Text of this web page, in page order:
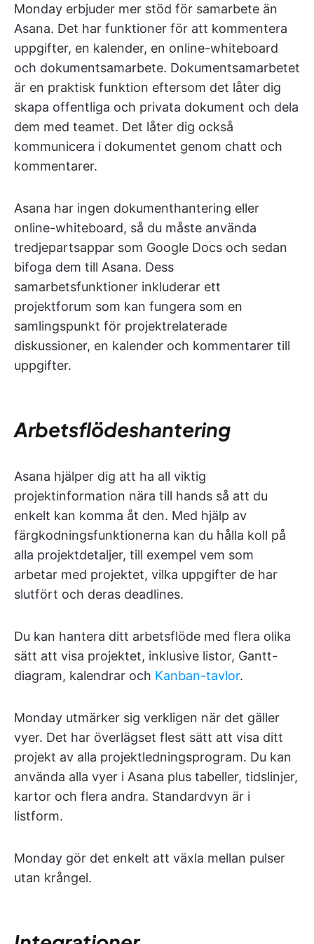
Monday erbjuder mer stöd för samarbete än
Asana. Det har funktioner för att kommentera
uppgifter, en kalender, en online-whiteboard
och dokumentsamarbete. Dokumentsamarbetet
är en praktisk funktion eftersom det låter dig
skapa offentliga och privata dokument och dela
dem med teamet. Det låter dig också
kommunicera i dokumentet genom chatt och
kommentarer.
Asana har ingen dokumenthantering eller
online-whiteboard, så du måste använda
tredjepartsappar som Google Docs och sedan
bifoga dem till Asana. Dess
samarbetsfunktioner inkluderar ett
projektforum som kan fungera som en
samlingspunkt för projektrelaterade
diskussioner, en kalender och kommentarer till
uppgifter.
Arbetsflödeshantering
Asana hjälper dig att ha all viktig
projektinformation nära till hands så att du
enkelt kan komma åt den. Med hjälp av
färgkodningsfunktionerna kan du hålla koll på
alla projektdetaljer, till exempel vem som
arbetar med projektet, vilka uppgifter de har
slutfört och deras deadlines.
Du kan hantera ditt arbetsflöde med flera olika
sätt att visa projektet, inklusive listor, Gantt-
diagram, kalendrar och Kanban-tavlor.
Monday utmärker sig verkligen när det gäller
vyer. Det har överlägset flest sätt att visa ditt
projekt av alla projektledningsprogram. Du kan
använda alla vyer i Asana plus tabeller, tidslinjer,
kartor och flera andra. Standardvyn är i
listform.
Monday gör det enkelt att växla mellan pulser
utan krångel.